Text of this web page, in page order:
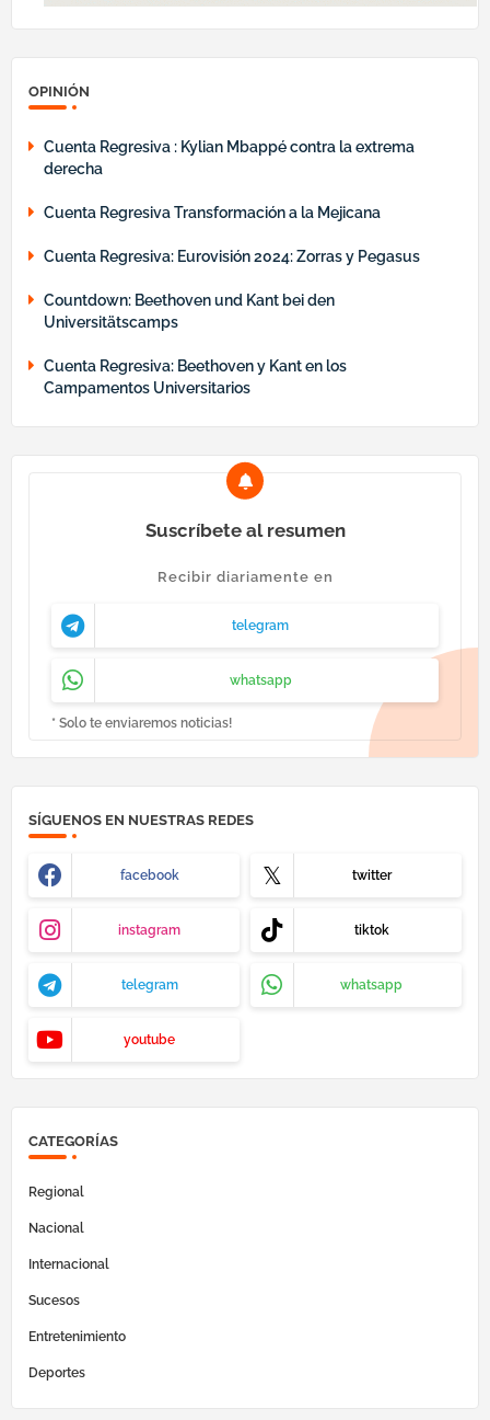
OPINIÓN
Cuenta Regresiva : Kylian Mbappé contra la extrema
derecha
Cuenta Regresiva Transformación a la Mejicana
Cuenta Regresiva: Eurovisión 2024: Zorras y Pegasus
Countdown: Beethoven und Kant bei den
Universitätscamps
Cuenta Regresiva: Beethoven y Kant en los
Campamentos Universitarios
Suscríbete al resumen
Recibir diariamente en
telegram
whatsapp
* Solo te enviaremos noticias!
SÍGUENOS EN NUESTRAS REDES
facebook twitter
instagram tiktok
telegram whatsapp
youtube
CATEGORÍAS
Regional
Nacional
Internacional
Sucesos
Entretenimiento
Deportes